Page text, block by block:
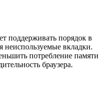
поддерживать порядок в
неиспользуемые вкладки.
потребление памяти
браузера.